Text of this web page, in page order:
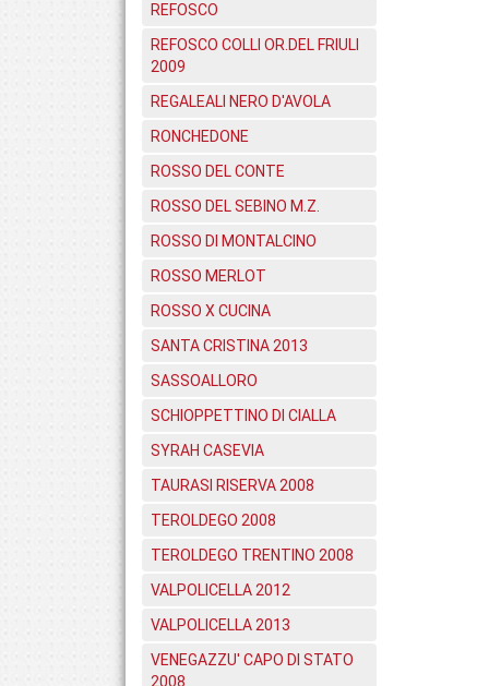
REFOSCO
REFOSCO COLLI OR.DEL FRIULI
2009
REGALEALI NERO D'AVOLA
RONCHEDONE
ROSSO DEL CONTE
ROSSO DEL SEBINO M.Z.
ROSSO DI MONTALCINO
ROSSO MERLOT
ROSSO X CUCINA
SANTA CRISTINA 2013
SASSOALLORO
SCHIOPPETTINO DI CIALLA
SYRAH CASEVIA
TAURASI RISERVA 2008
TEROLDEGO 2008
TEROLDEGO TRENTINO 2008
VALPOLICELLA 2012
VALPOLICELLA 2013
VENEGAZZU' CAPO DI STATO
2008